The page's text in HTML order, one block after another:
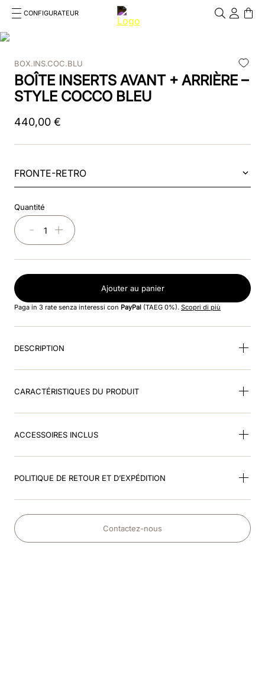
CONFIGURATEUR
Cosa stai cercando?
RECHERCHES FRÉQUENTES
1.kep cromo 2 0
2 .helmet
3.kep
4.smart nova
6.
7.casco
8.smart
BOX.INS.COC.BLU
BOÎTE INSERTS AVANT + ARRIÈRE –
STYLE COCCO BLEU
440,00 €
FRONTE-RETRO
Quantité
＋
－
Ajouter au panier
Paga in 3 rate senza interessi con PayPal (TAEG 0%). Scopri di più
DESCRIPTION
CARACTÉRISTIQUES DU PRODUIT
ACCESSOIRES INCLUS
POLITIQUE DE RETOUR ET D’EXPÉDITION
Contactez-nous